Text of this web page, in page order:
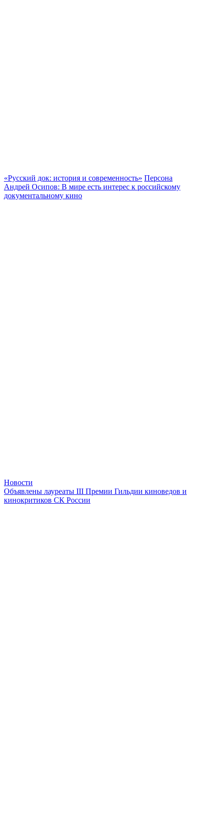
«Русский док: история и современность» Персона
Андрей Осипов: В мире есть интерес к российскому
документальному кино
Новости
Объявлены лауреаты III Премии Гильдии киноведов и
кинокритиков СК России